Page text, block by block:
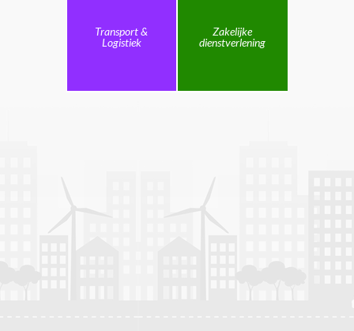
Transport &
Logistiek
Zakelijke
dienstverlening